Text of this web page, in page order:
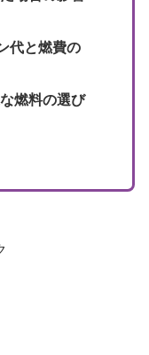
代と燃費の
燃料の選び